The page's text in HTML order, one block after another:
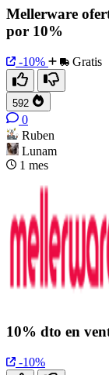
Mellerware
por 10%
-10% Gratis
592
0
Ruben
Lunam
1 mes
10% dto en
-10%